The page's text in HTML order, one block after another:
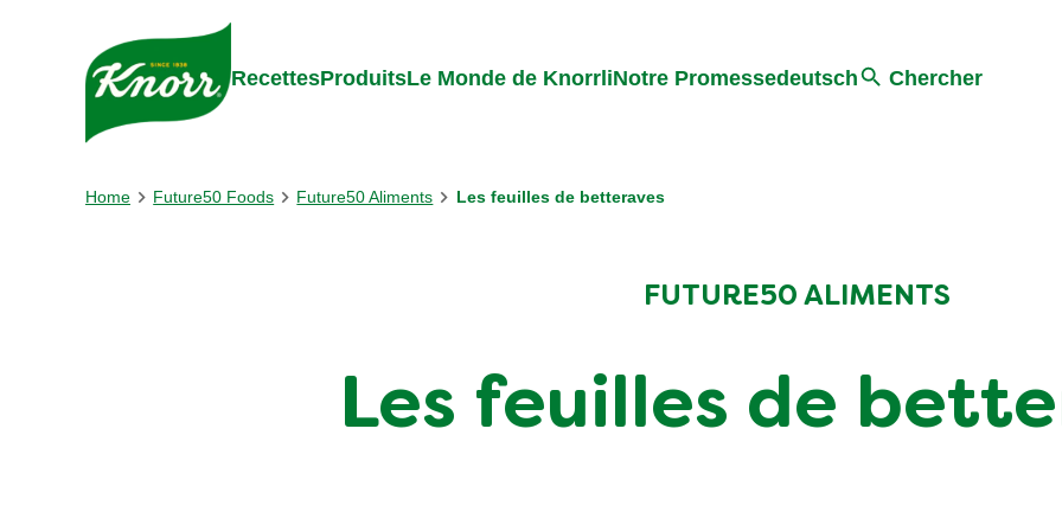
Skip to:
RecettesProduitsLe Monde de KnorrliNotre Promessedeutsch Chercher
Home Future50 Foods Future50 Aliments Les feuilles de betteraves
FUTURE50 ALIMENTS
Les feuilles de